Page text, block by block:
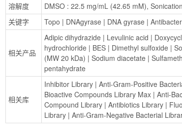
溶解度
DMSO : 22.5 mg/mL (42.65 mM),
关键字
Topo | DNAgyrase | DNA gyrase |
相关产品
Adipic dihydrazide | Levulinic acid |
hydrochloride | BES | Dimethyl sulfoxide |
(MW 20 kDa) | Sodium diacetate |
pentahydrate
相关库
Inhibitor Library | Anti-Gram-Positive
Bioactive Compounds Library Max | Anti-
Compound Library | Antibiotics Library |
Library | Anti-Gram-Negative Bacterial